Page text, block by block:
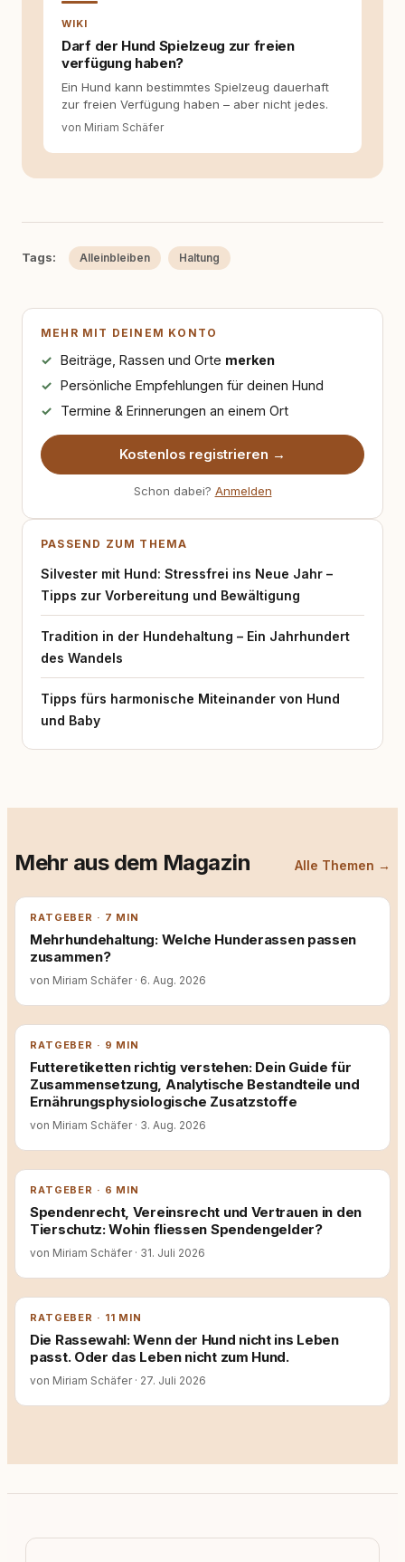
WIKI
Darf der Hund Spielzeug zur freien
verfügung haben?
Ein Hund kann bestimmtes Spielzeug dauerhaft
zur freien Verfügung haben – aber nicht jedes.
von Miriam Schäfer
Tags: Alleinbleiben Haltung
MEHR MIT DEINEM KONTO
Beiträge, Rassen und Orte merken
Persönliche Empfehlungen für deinen Hund
Termine & Erinnerungen an einem Ort
Kostenlos registrieren →
Schon dabei? Anmelden
PASSEND ZUM THEMA
Silvester mit Hund: Stressfrei ins Neue Jahr –
Tipps zur Vorbereitung und Bewältigung
Tradition in der Hundehaltung – Ein Jahrhundert
des Wandels
Tipps fürs harmonische Miteinander von Hund
und Baby
Mehr aus dem Magazin Alle Themen →
RATGEBER · 7 MIN
Mehrhundehaltung: Welche Hunderassen passen
zusammen?
von Miriam Schäfer · 6. Aug. 2026
RATGEBER · 9 MIN
Futteretiketten richtig verstehen: Dein Guide für
Zusammensetzung, Analytische Bestandteile und
Ernährungsphysiologische Zusatzstoffe
von Miriam Schäfer · 3. Aug. 2026
RATGEBER · 6 MIN
Spendenrecht, Vereinsrecht und Vertrauen in den
Tierschutz: Wohin fliessen Spendengelder?
von Miriam Schäfer · 31. Juli 2026
RATGEBER · 11 MIN
Die Rassewahl: Wenn der Hund nicht ins Leben
passt. Oder das Leben nicht zum Hund.
von Miriam Schäfer · 27. Juli 2026